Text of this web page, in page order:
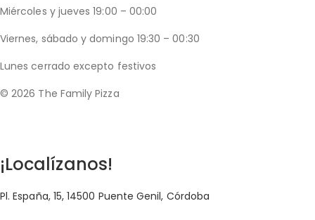
Miércoles y jueves 19:00 – 00:00
Viernes, sábado y domingo 19:30 – 00:30
Lunes cerrado excepto festivos
© 2026 The Family Pizza
¡Localízanos!
Pl. España, 15, 14500 Puente Genil, Córdoba